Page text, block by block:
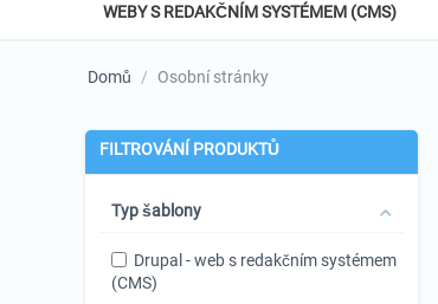
WEBY S REDAKČNÍM SYSTÉMEM (CMS)
Domů / Osobní stránky
FILTROVÁNÍ PRODUKTŮ
Typ šablony
Drupal - web s redakčním systémem
(CMS)